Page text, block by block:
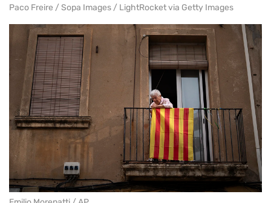
Paco Freire / Sopa Images / LightRocket via Getty Images